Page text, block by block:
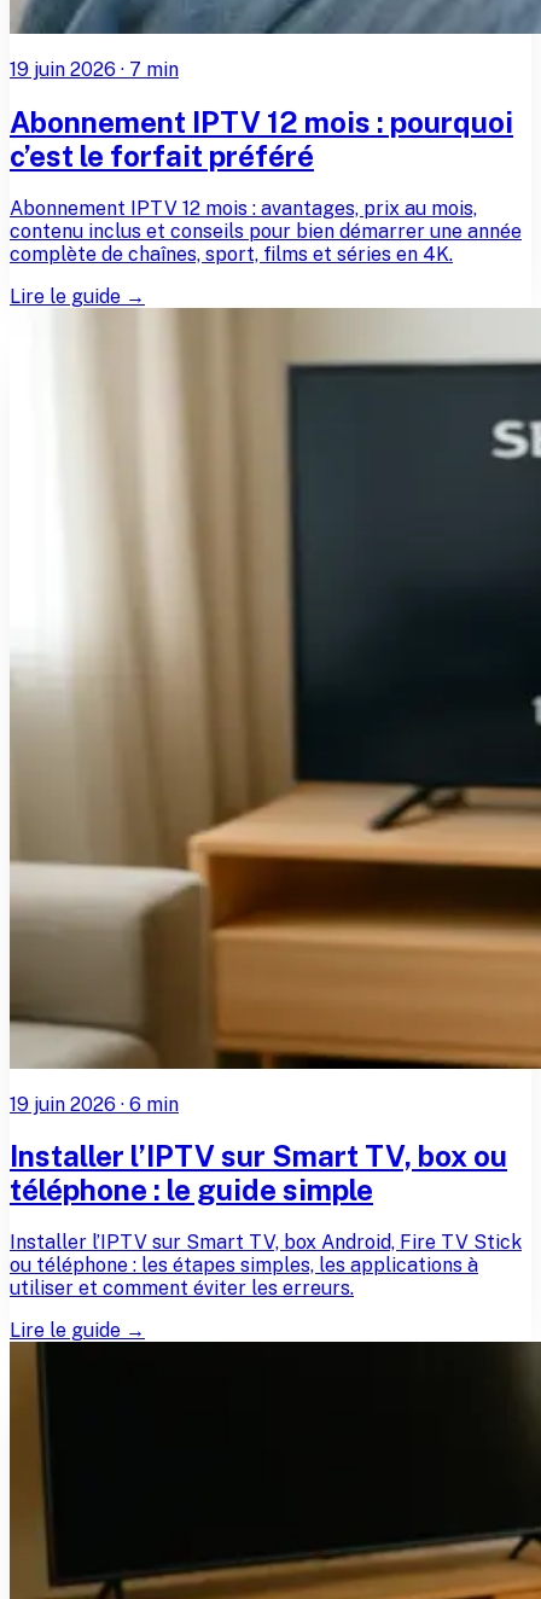
19 juin 2026 · 7 min
Abonnement IPTV 12 mois : pourquoi
c’est le forfait préféré
Abonnement IPTV 12 mois : avantages, prix au mois,
contenu inclus et conseils pour bien démarrer une année
complète de chaînes, sport, films et séries en 4K.
Lire le guide →
19 juin 2026 · 6 min
Installer l’IPTV sur Smart TV, box ou
téléphone : le guide simple
Installer l’IPTV sur Smart TV, box Android, Fire TV Stick
ou téléphone : les étapes simples, les applications à
utiliser et comment éviter les erreurs.
Lire le guide →